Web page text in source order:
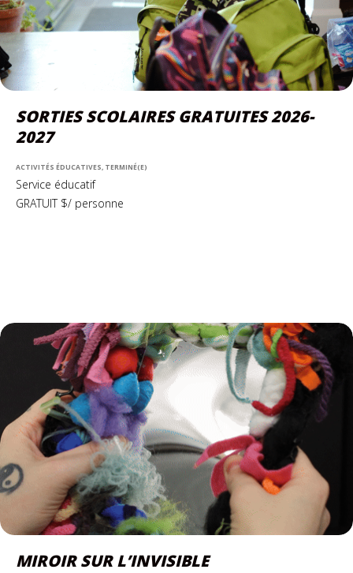
SORTIES SCOLAIRES GRATUITES 2026-
2027
ACTIVITÉS ÉDUCATIVES, TERMINÉ(E)
Service éducatif
GRATUIT $/ personne
MIROIR SUR L’INVISIBLE